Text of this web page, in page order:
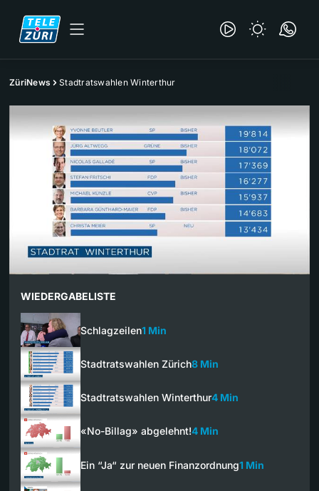
ZüriNews Stadtratswahlen Winterthur
WIEDERGABELISTE
Schlagzeilen1 Min
Stadtratswahlen Zürich8 Min
Stadtratswahlen Winterthur4 Min
«No-Billag» abgelehnt!4 Min
Ein “Ja“ zur neuen Finanzordnung1 Min